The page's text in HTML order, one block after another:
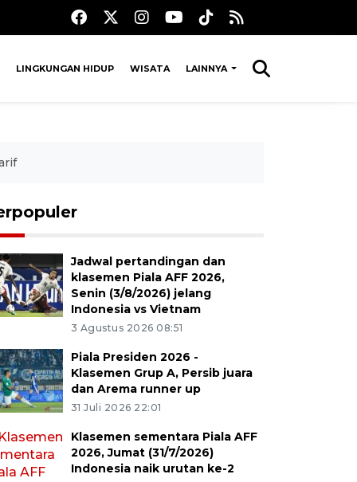
LINGKUNGAN HIDUP WISATA LAINNYA
Jadwal pertandingan dan
klasemen Piala AFF 2026,
Senin (3/8/2026) jelang
Indonesia vs Vietnam
3 Agustus 2026 08:51
Piala Presiden 2026 -
Klasemen Grup A, Persib juara
dan Arema runner up
31 Juli 2026 22:01
Klasemen sementara Piala AFF
2026, Jumat (31/7/2026)
Indonesia naik urutan ke-2